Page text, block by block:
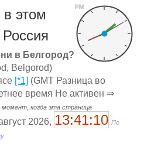
PM
этом
в Белгород?
Belgorod)
[*1] (GMT Разница во
время Не активен ⇒
момент, когда эта страница
2026, 13:41:10 По